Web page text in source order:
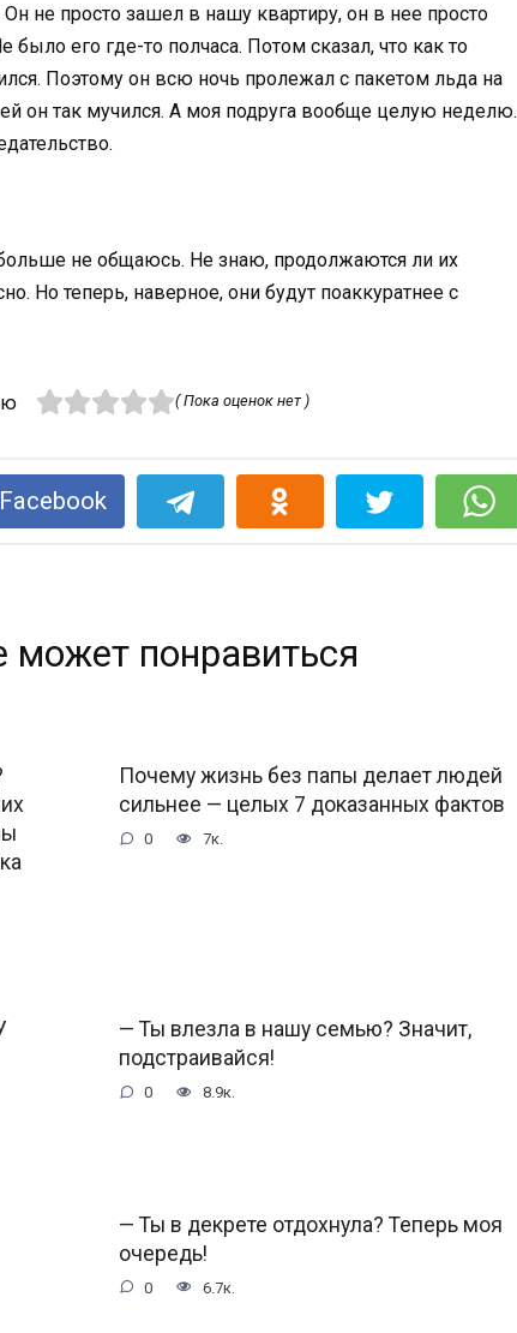
не просто зашел в нашу квартиру, он в нее просто
его где-то полчаса. Потом сказал, что как то
Поэтому он всю ночь пролежал с пакетом льда на
он так мучился. А моя подруга вообще целую неделю.
не общаюсь. Не знаю, продолжаются ли их
Но теперь, наверное, они будут поаккуратнее с
( Пока оценок нет )
может понравиться
Почему жизнь без папы делает людей
сильнее — целых 7 доказанных фактов
0 7к.
— Ты влезла в нашу семью? Значит,
подстраивайся!
0 8.9к.
— Ты в декрете отдохнула? Теперь моя
очередь!
0 6.7к.